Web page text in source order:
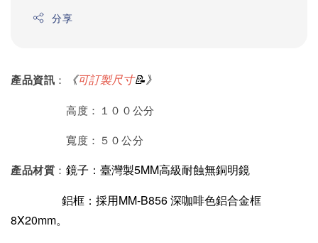
分享
產品資訊 ： 《可訂製尺寸📝》
高度：１００公分
寬度：５０公分
產品材質 ：鏡子：臺灣製5MM高級耐蝕無銅明鏡
鋁框：採用MM-B856 深咖啡色鋁合金框
8X20mm。